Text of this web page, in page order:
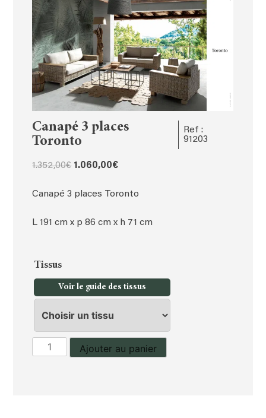
Canapé 3 places
Toronto
Ref :
91203
1.352,00€ Le
initial
1.352,00€.
1.060,00€Le
actuel
1.060,00€.
Canapé 3 places Toronto
L 191 cm x p 86 cm x h 71 cm
Tissus
Voir le guide des tissus
quantité
de
Ajouter au panier